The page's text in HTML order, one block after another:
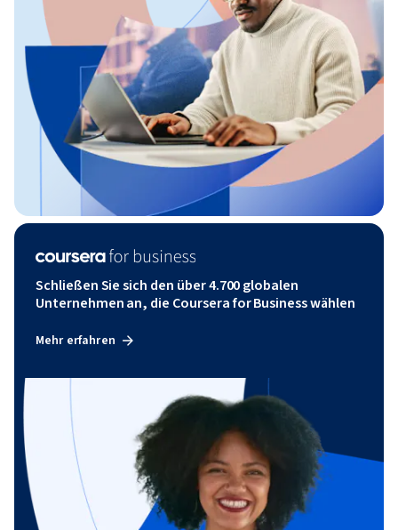
Schließen Sie sich den über 4.700 globalen
Unternehmen an, die Coursera for Business wählen
Mehr erfahren